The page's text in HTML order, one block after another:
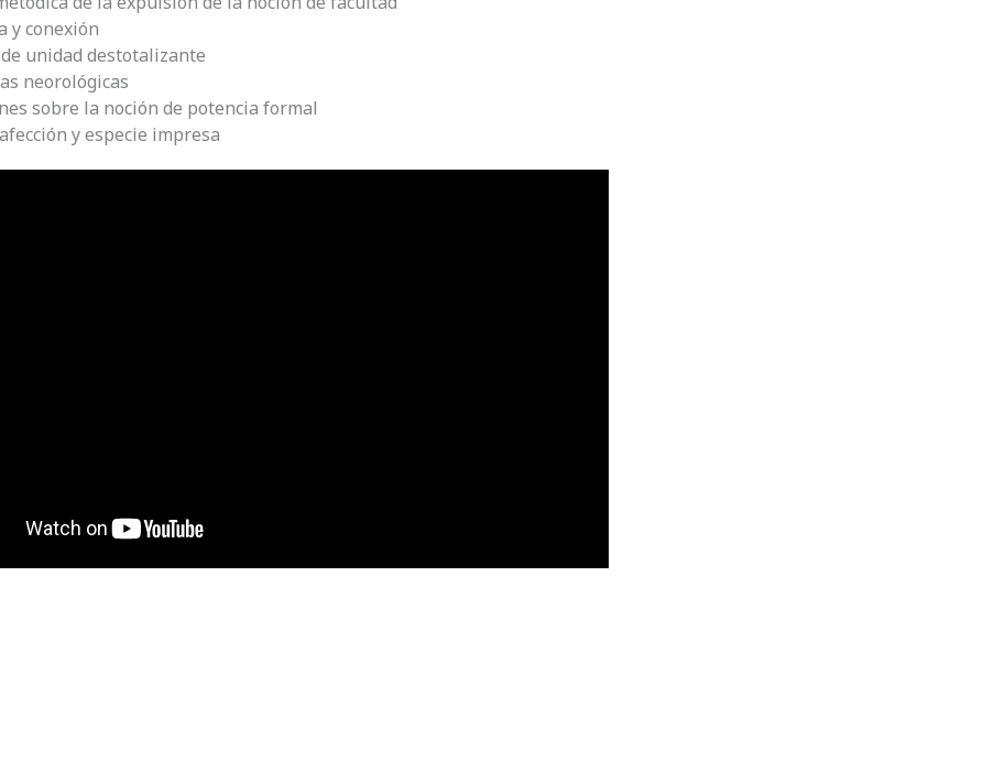
y conexión
unidad destotalizante
neorológicas
sobre la noción de potencia formal
y especie impresa